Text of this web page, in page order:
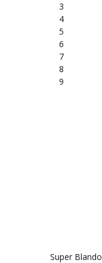
3
4
5
6
7
8
9
Super Blando